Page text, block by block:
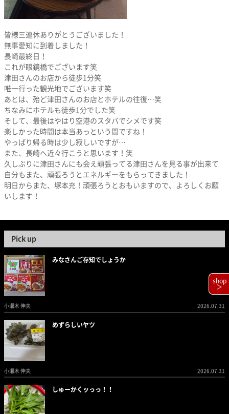
皆様三連休ありがとうございました！
無事愛知に到着しました！
長崎最終日！
これが眼鏡橋でございます笑
津田さんのお店から徒歩1分笑
唯一行った観光地でございます笑
あとは、殆ど津田さんのお店とホテルの往復…笑
ちなみにホテルも徒歩1分でした笑
そして、最後はやはり空港のスタバでシメです笑
楽しかった時間は本当あっという間ですね！
やっぱり帰る時は少し寂しいですが…
また、長崎へ近々行こうと思います！笑
久しぶりに津田さんにも会え頑張ってる津田さんを見る事が出来て
自分もまた、頑張ろうとエネルギーをもらってきました！
明日からまた、塚本充！頑張ろうとおもいますので、よろしくお願
いします！
Pick up
みなさんご存知でしょうか
小瀬木 伸夫 2026.07.31
めずらしいヤツ
小瀬木 伸夫 2026.07.31
しゅーかくッっっ！！
shop
＞